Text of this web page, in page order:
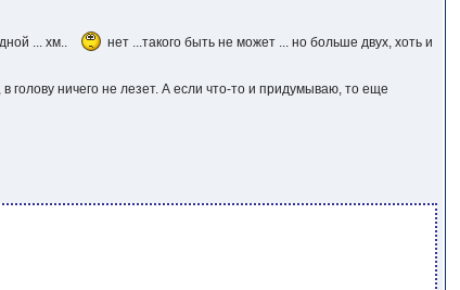
... хм..
нет ...такого быть не может ... но больше двух, хоть и
голову ничего не лезет. А если что-то и придумываю, то еще